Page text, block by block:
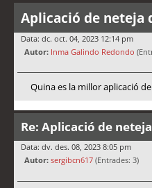
Aplicació de neteja
Data: dc. oct. 04, 2023 12:14 pm
Autor: Inma Galindo Redondo
Quina es la millor aplicació
Re: Aplicació de
Data: dv. des. 08, 2023 8:05 pm
Autor: sergibcn617 (Entrades: 3)